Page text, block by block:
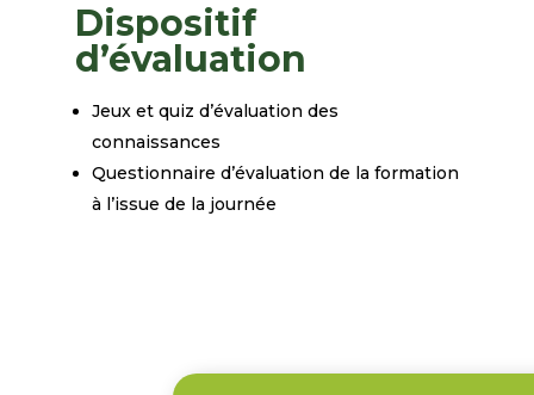
Dispositif
d’évaluation
Jeux et quiz d’évaluation des
connaissances
Questionnaire d’évaluation de la formation
à l’issue de la journée